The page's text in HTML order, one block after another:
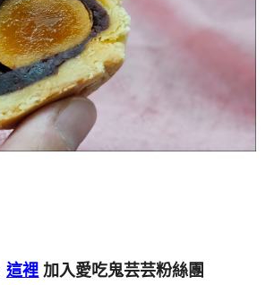
這裡 加入愛吃鬼芸芸粉絲團